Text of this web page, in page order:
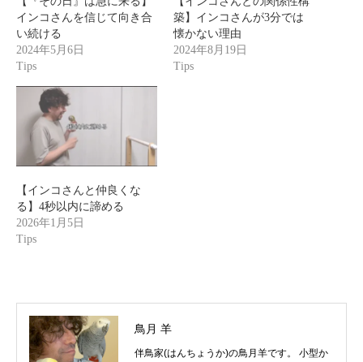
インコさんを信じて向き合
い続ける
2024年5月6日
Tips
築】インコさんが3分では
懐かない理由
2024年8月19日
Tips
【インコさんと仲良くな
る】4秒以内に諦める
2026年1月5日
Tips
鳥月 羊
伴鳥家(はんちょうか)の鳥月羊です。 小型か